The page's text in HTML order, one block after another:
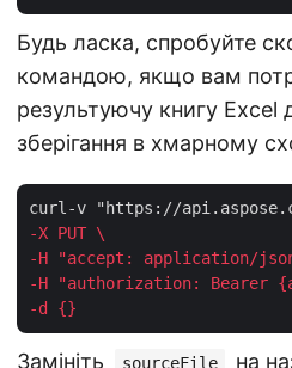
Будь ласка, спробуйте
командою, якщо вам
результуючу книгу Excel
зберігання в хмарному
-X PUT \
-H "accept: application/
-H "authorization: Bearer
-d {}
Замініть sourceFile
на